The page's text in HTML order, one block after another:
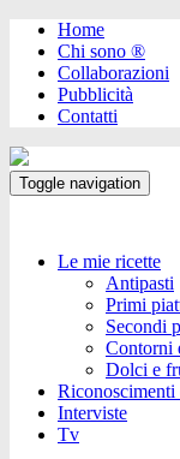
Home
Chi sono ®️
Collaborazioni
Pubblicità
Contatti
Toggle navigation
Le mie ricette
Antipasti
Primi
Secondi
Contorni
Dolci e
Riconoscimenti
Interviste
Tv